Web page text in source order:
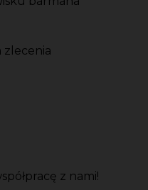
zlecenia
z nami!